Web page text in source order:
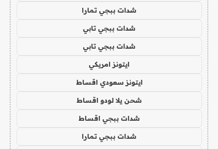
شدات ببجي تمارا
شدات ببجي تابي
شدات ببجي تابي
ايتونز امريكي
ايتونز سعودي اقساط
شحن يلا لودو اقساط
شدات ببجي اقساط
شدات ببجي تمارا